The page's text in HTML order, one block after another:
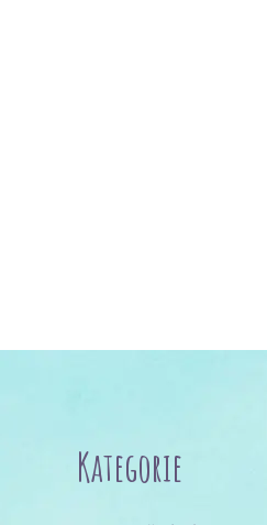
Kategorie